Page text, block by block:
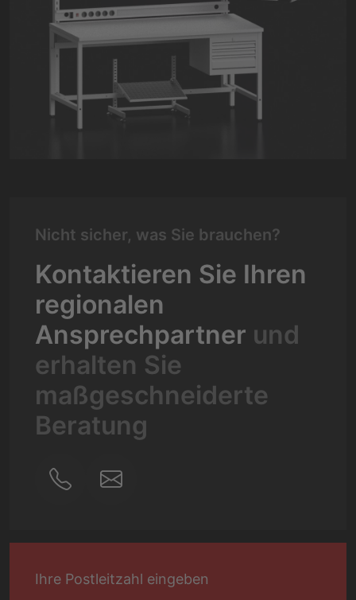
Nicht sicher, was Sie brauchen?
Kontaktieren Sie Ihren
regionalen
Ansprechpartner und
erhalten Sie
maßgeschneiderte
Beratung
Ihre Postleitzahl eingeben